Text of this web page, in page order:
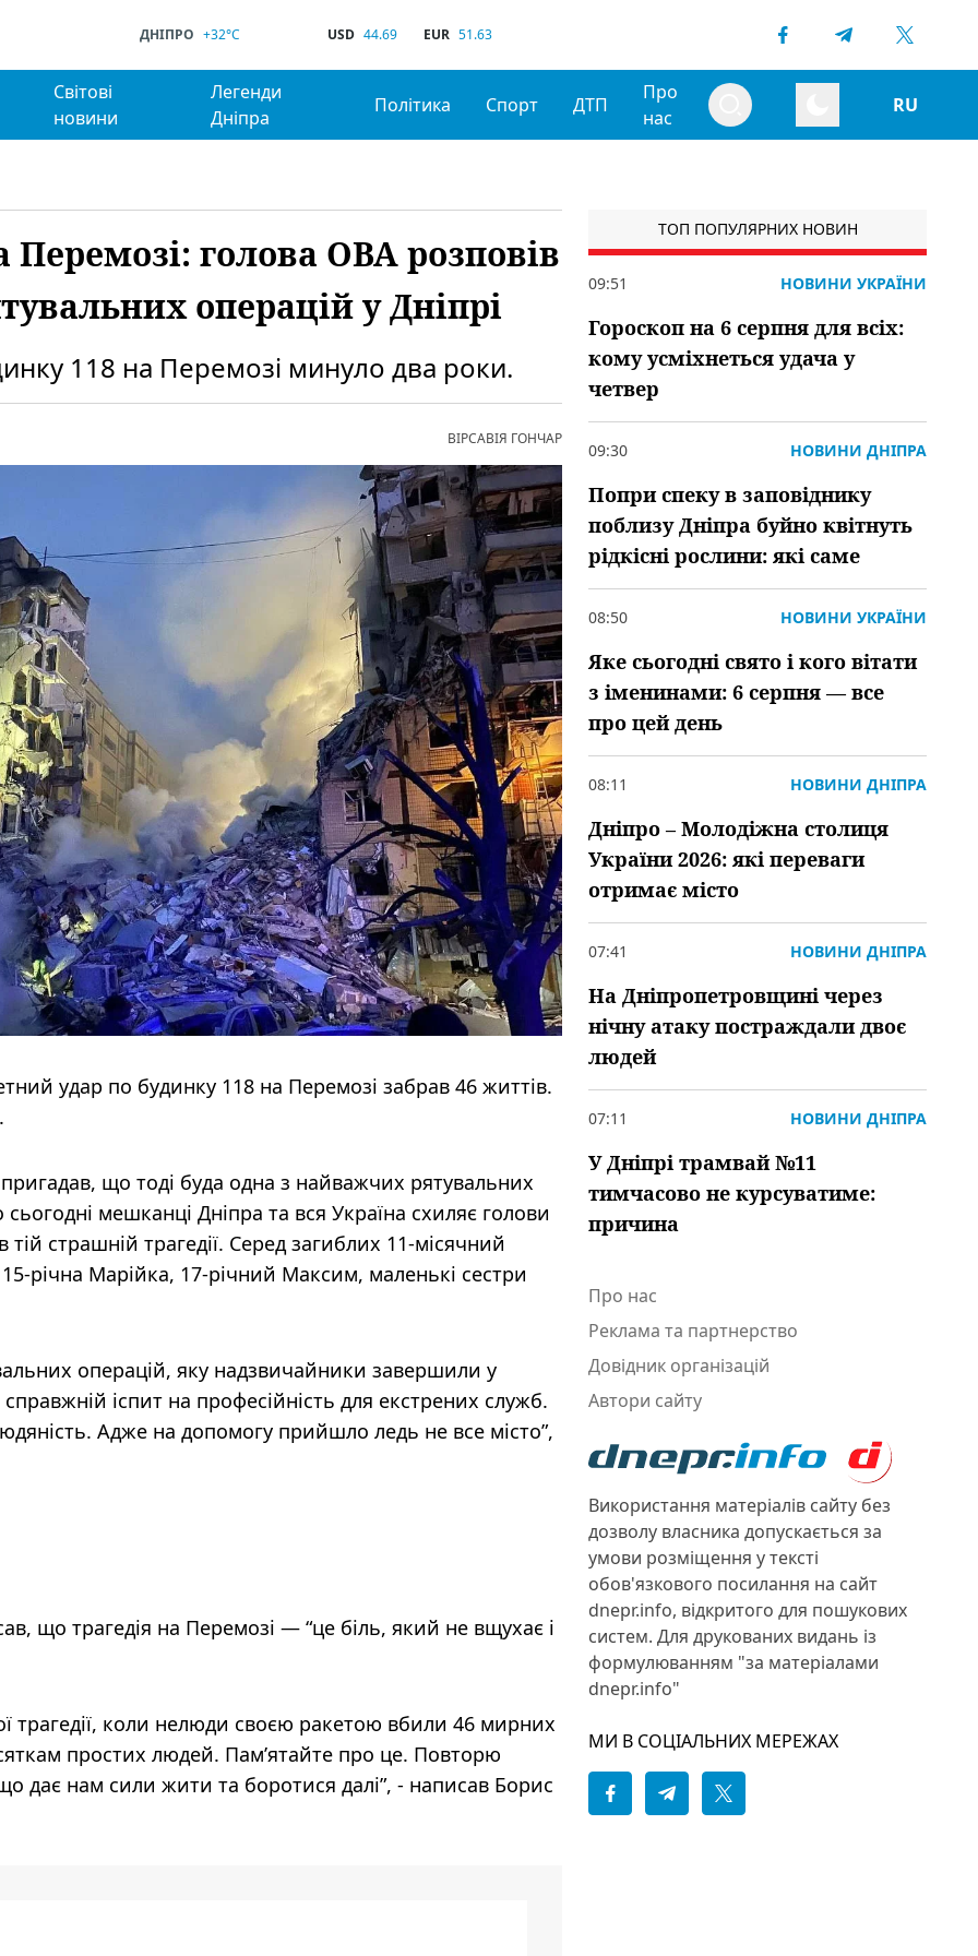
ДНІПРО +32°C USD 44.69 EUR 51.63
Світові
новини
Легенди
Дніпра
Політика Спорт ДТП
Про
нас
RU
Перемозі: голова ОВА розповів
операцій у Дніпрі
118 на Перемозі минуло два роки.
ВІРСАВІЯ ГОНЧАР
удар по будинку 118 на Перемозі забрав 46 життів.
що тоді буда одна з найважчих рятувальних
мешканці Дніпра та вся Україна схиляє голови
тій страшній трагедії. Серед загиблих 11-місячний
річна Марійка, 17-річний Максим, маленькі сестри
операцій, яку надзвичайники завершили у
іспит на професійність для екстрених служб.
Адже на допомогу прийшло ледь не все місто”,
що трагедія на Перемозі — “це біль, який не вщухає і
трагедії, коли нелюди своєю ракетою вбили 46 мирних
простих людей. Памʼятайте про це. Повторю
дає нам сили жити та боротися далі”, - написав Борис
ТОП ПОПУЛЯРНИХ НОВИН
09:51 НОВИНИ УКРАЇНИ
Гороскоп на 6 серпня для всіх:
кому усміхнеться удача у
четвер
09:30 НОВИНИ ДНІПРА
Попри спеку в заповіднику
поблизу Дніпра буйно квітнуть
рідкісні рослини: які саме
08:50 НОВИНИ УКРАЇНИ
Яке сьогодні свято і кого вітати
з іменинами: 6 серпня — все
про цей день
08:11 НОВИНИ ДНІПРА
Дніпро – Молодіжна столиця
України 2026: які переваги
отримає місто
07:41 НОВИНИ ДНІПРА
На Дніпропетровщині через
нічну атаку постраждали двоє
людей
07:11 НОВИНИ ДНІПРА
У Дніпрі трамвай №11
тимчасово не курсуватиме:
причина
Про нас
Реклама та партнерство
Довідник організацій
Автори сайту
Використання матеріалів сайту без
дозволу власника допускається за
умови розміщення у тексті
обов'язкового посилання на сайт
dnepr.info, відкритого для пошукових
систем. Для друкованих видань із
формулюванням "за матеріалами
dnepr.info"
МИ В СОЦІАЛЬНИХ МЕРЕЖАХ